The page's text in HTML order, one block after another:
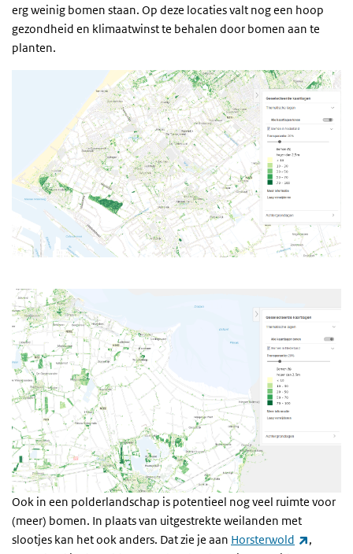
erg weinig bomen staan. Op deze locaties valt nog een hoop
gezondheid en klimaatwinst te behalen door bomen aan te
planten.
Ook in een polderlandschap is potentieel nog veel ruimte voor
(meer) bomen. In plaats van uitgestrekte weilanden met
slootjes kan het ook anders. Dat zie je aan Horsterwold
,